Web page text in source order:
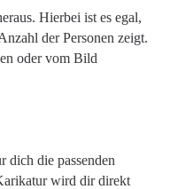
Hierbei ist es egal,
der Personen zeigt.
oder vom Bild
die passenden
wird dir direkt